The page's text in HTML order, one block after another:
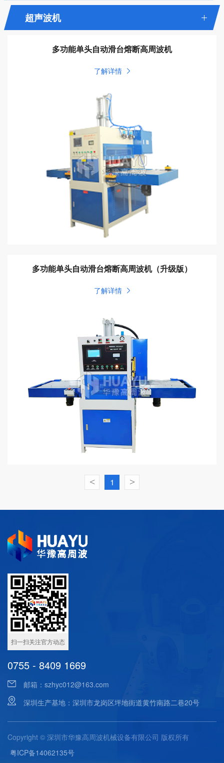
超声波机
多功能单头自动滑台熔断高周波机
了解详情
多功能单头自动滑台熔断高周波机（升级版）
了解详情
< 1 >
扫一扫关注官方动态
0755 - 8409 1669
邮箱： szhyc012@163.com
深圳生产基地：深圳市龙岗区坪地街道黄竹南路二巷20号
Copyright © 深圳市华豫高周波机械设备有限公司 版权所有
粤ICP备14062135号